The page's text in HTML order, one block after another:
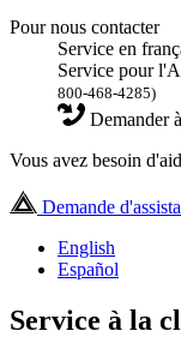
Pour nous contacter
Service en
Service pour
800-468-4285)
Demander
Vous avez besoin
Demande
English
Español
Service à la